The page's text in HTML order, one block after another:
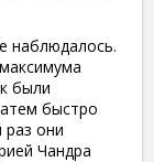
наблюдалось.
были
быстро
раз они
Чандра